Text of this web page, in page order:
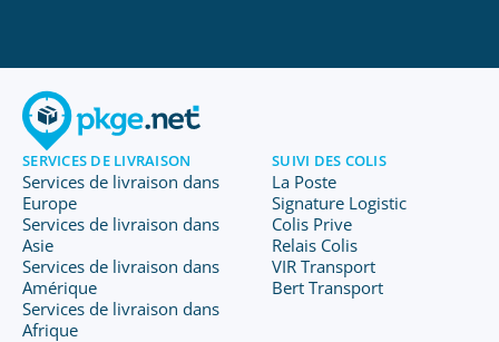
SERVICES DE LIVRAISON
Services de livraison dans
Europe
Services de livraison dans
Asie
Services de livraison dans
Amérique
Services de livraison dans
Afrique
SUIVI DES COLIS
La Poste
Signature Logistic
Colis Prive
Relais Colis
VIR Transport
Bert Transport